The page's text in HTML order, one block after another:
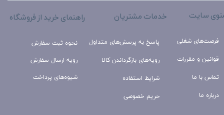
راهنمای خرید از فروشگاه
نحوه ثبت سفارش
رویه ارسال سفارش
شیوه‌های پرداخت
خدمات مشتریان
پاسخ به پرسش‌های متداول
رویه‌های بازگرداندن کالا
شرایط استفاده
حریم خصوصی
سایت
فرصت‌های شغلی
قوانین و مقررات
تماس با ما
درباره ما